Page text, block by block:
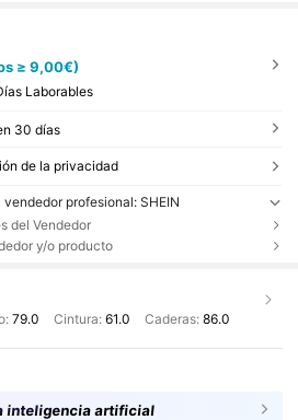
≥ 9,00€)
Laborables
30 días
de la privacidad
profesional: SHEIN
del Vendedor
y/o producto
79.0 Cintura: 61.0 Caderas: 86.0
inteligencia artificial